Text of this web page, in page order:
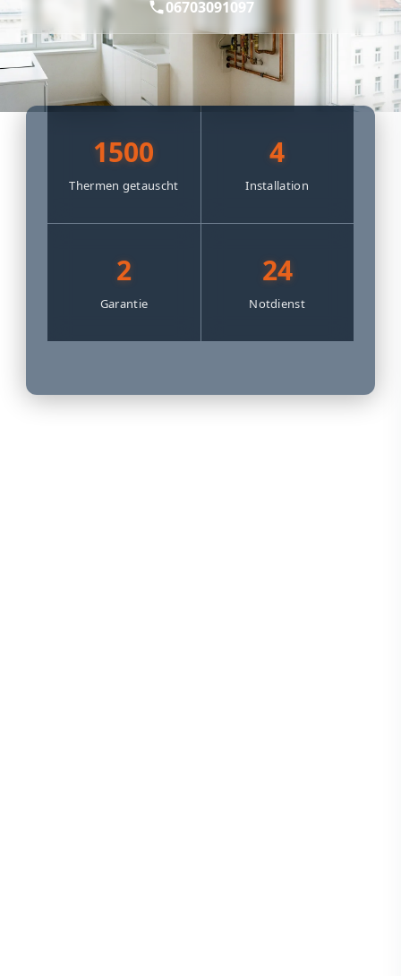
06703091097
1500
Thermen getauscht
4
Installation
2
Garantie
24
Notdienst